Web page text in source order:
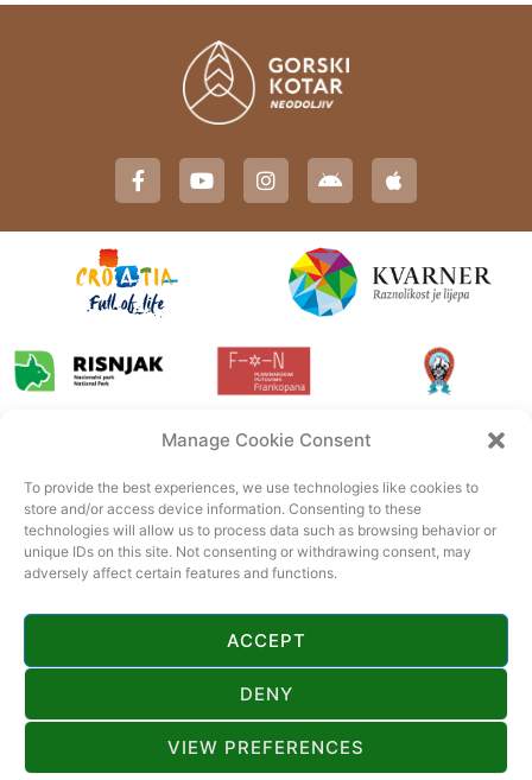
Manage Cookie Consent
To provide the best experiences, we use technologies like cookies to
store and/or access device information. Consenting to these
technologies will allow us to process data such as browsing behavior or
unique IDs on this site. Not consenting or withdrawing consent, may
adversely affect certain features and functions.
ACCEPT
DENY
VIEW PREFERENCES
© 2022 Tourist board Gorski kotar. All rights reserved. Official page of